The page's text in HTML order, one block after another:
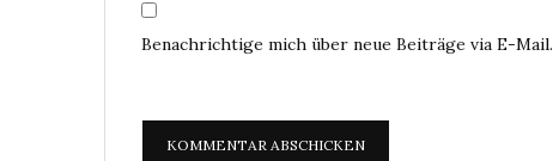
Benachrichtige mich über neue Beiträge via E-Mail.